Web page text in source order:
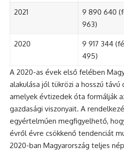
2021
9 890 640
963)
2020
9 917 344
495)
A 2020-as évek első felében
alakulása jól tükrözi a hosszú
amelyek évtizedek óta formálják
gazdasági viszonyait. A
egyértelműen megfigyelhető,
évről évre csökkenő tendenciát
2020-ban Magyarország teljes